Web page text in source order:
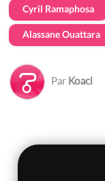
Cyril Ramaphosa
Alassane Ouattara
Par Koaci